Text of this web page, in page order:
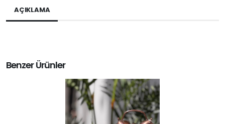
AÇIKLAMA
Benzer Ürünler